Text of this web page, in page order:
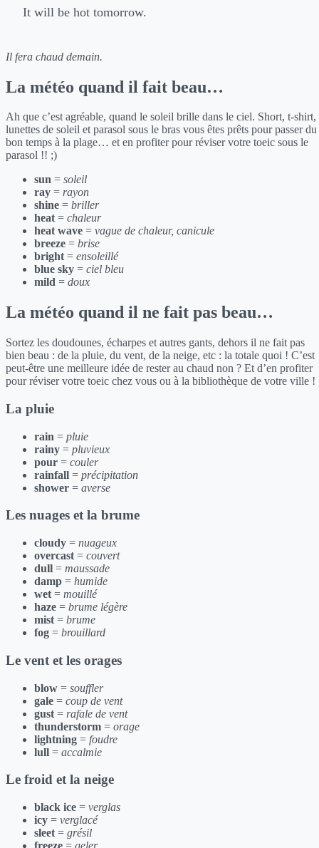
It will be hot tomorrow.
Il fera chaud demain.
La météo quand il fait beau…
Ah que c’est agréable, quand le soleil brille dans le ciel. Short, t-shirt,
lunettes de soleil et parasol sous le bras vous êtes prêts pour passer du
bon temps à la plage… et en profiter pour réviser votre toeic sous le
parasol !! ;)
sun = soleil
ray = rayon
shine = briller
heat= chaleur
heat wave = vague de chaleur, canicule
breeze = brise
bright= ensoleillé
blue sky = ciel bleu
mild = doux
La météo quand il ne fait pas beau…
Sortez les doudounes, écharpes et autres gants, dehors il ne fait pas
bien beau : de la pluie, du vent, de la neige, etc : la totale quoi ! C’est
peut-être une meilleure idée de rester au chaud non ? Et d’en profiter
pour réviser votre toeic chez vous ou à la bibliothèque de votre ville !
La pluie
rain = pluie
rainy = pluvieux
pour = couler
rainfall = précipitation
shower = averse
Les nuages et la brume
cloudy = nuageux
overcast = couvert
dull = maussade
damp = humide
wet = mouillé
haze = brume légère
mist = brume
fog = brouillard
Le vent et les orages
blow = souffler
gale = coup de vent
gust = rafale de vent
thunderstorm = orage
lightning = foudre
lull = accalmie
Le froid et la neige
black ice = verglas
icy = verglacé
sleet = grésil
freeze = geler